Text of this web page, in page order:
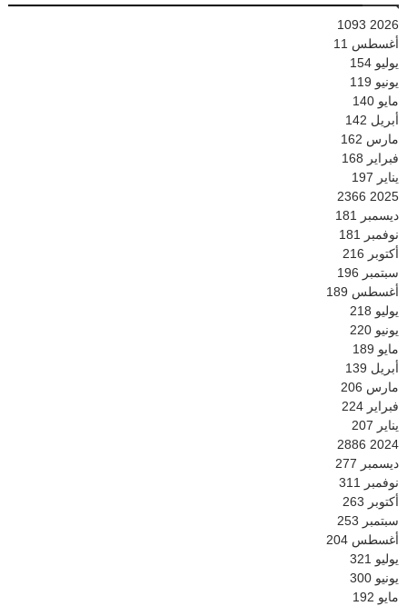
2026
1093
أغسطس 11
يوليو 154
يونيو 119
مايو 140
أبريل 142
مارس 162
فبراير 168
يناير 197
2025
2366
ديسمبر 181
نوفمبر 181
أكتوبر 216
سبتمبر 196
أغسطس 189
يوليو 218
يونيو 220
مايو 189
أبريل 139
مارس 206
فبراير 224
يناير 207
2024
2886
ديسمبر 277
نوفمبر 311
أكتوبر 263
سبتمبر 253
أغسطس 204
يوليو 321
يونيو 300
مايو 192